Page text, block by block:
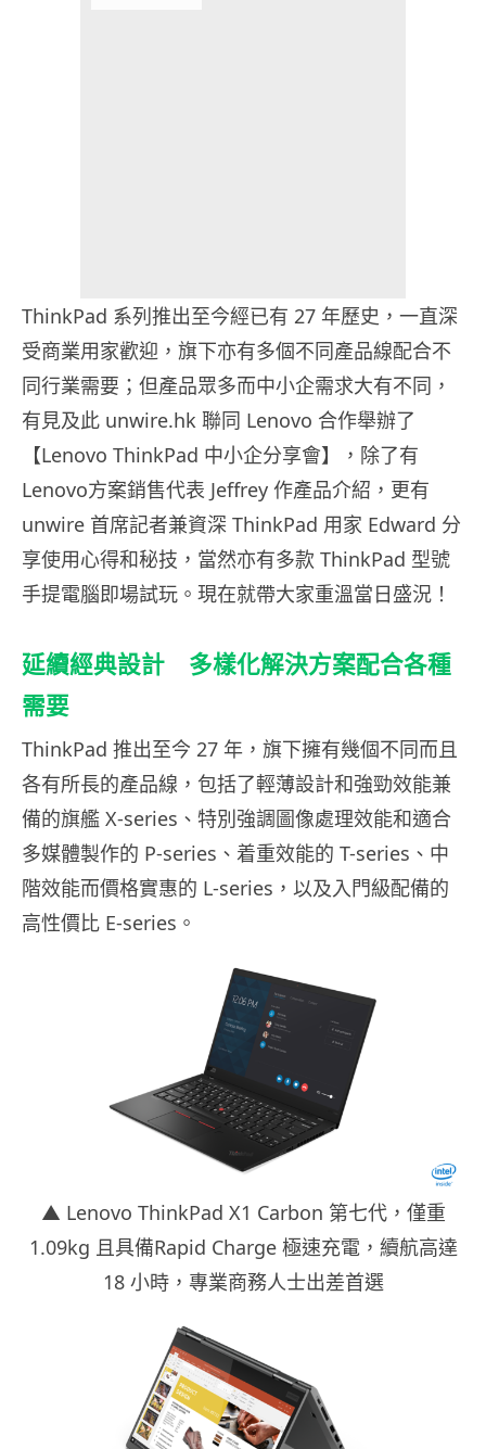
ThinkPad 系列推出至今經已有 27 年歷史，一直深
受商業用家歡迎，旗下亦有多個不同產品線配合不
同行業需要；但產品眾多而中小企需求大有不同，
有見及此 unwire.hk 聯同 Lenovo 合作舉辦了
【Lenovo ThinkPad 中小企分享會】，除了有
Lenovo方案銷售代表 Jeffrey 作產品介紹，更有
unwire 首席記者兼資深 ThinkPad 用家 Edward 分
享使用心得和秘技，當然亦有多款 ThinkPad 型號
手提電腦即場試玩。現在就帶大家重溫當日盛況！
延續經典設計 多樣化解決方案配合各種
需要
ThinkPad 推出至今 27 年，旗下擁有幾個不同而且
各有所長的產品線，包括了輕薄設計和強勁效能兼
備的旗艦 X-series、特別強調圖像處理效能和適合
多媒體製作的 P-series、着重效能的 T-series、中
階效能而價格實惠的 L-series，以及入門級配備的
高性價比 E-series。
▲ Lenovo ThinkPad X1 Carbon 第七代，僅重
1.09kg 且具備Rapid Charge 極速充電，續航高達
18 小時，專業商務人士出差首選